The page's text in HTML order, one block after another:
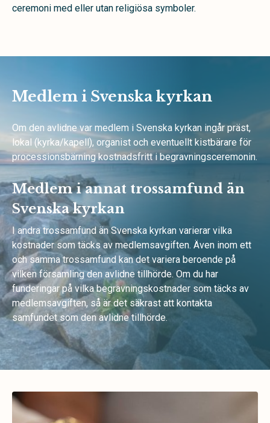
ceremoni med eller utan religiösa symboler.
Medlem i Svenska kyrkan
Om den avlidne var medlem i Svenska kyrkan ingår präst,
lokal (kyrka/kapell), organist och eventuellt kistbärare för
processionsbärning kostnadsfritt i begravningsceremonin.
Medlem i annat trossamfund än
Svenska kyrkan
I andra trossamfund än Svenska kyrkan varierar vilka
kostnader som täcks av medlemsavgiften. Även inom ett
och samma trossamfund kan det variera beroende på
vilken församling den avlidne tillhörde. Om du har
funderingar på vilka begravningskostnader som täcks av
medlemsavgiften, så är det säkrast att kontakta
samfundet som den avlidne tillhörde.